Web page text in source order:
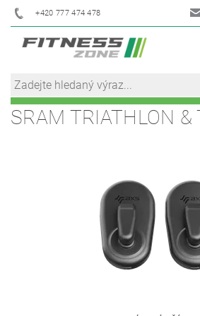
+420 777 474 478
SRAM TRIATHLON &